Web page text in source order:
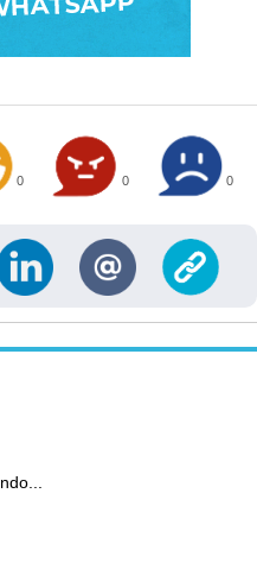
0 0 0